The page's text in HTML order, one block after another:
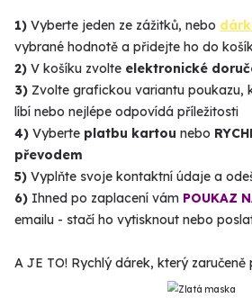
1) Vyberte jeden ze zážitků, nebo
vybrané hodnotě a přidejte ho do
2) V košíku zvolte elektronické
3) Zvolte grafickou variantu poukazu,
líbí nebo nejlépe odpovídá příležitosti
4) Vyberte platbu kartou nebo
převodem
5) Vyplňte svoje kontaktní údaje a
6) Ihned po zaplacení vám POUKAZ
emailu - stačí ho vytisknout nebo
A JE TO! Rychlý dárek, který zaručeně